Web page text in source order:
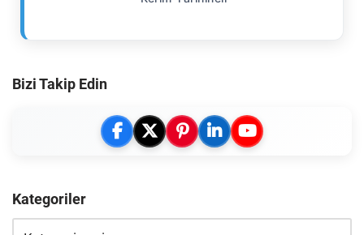
Bizi Takip Edin
Kategoriler